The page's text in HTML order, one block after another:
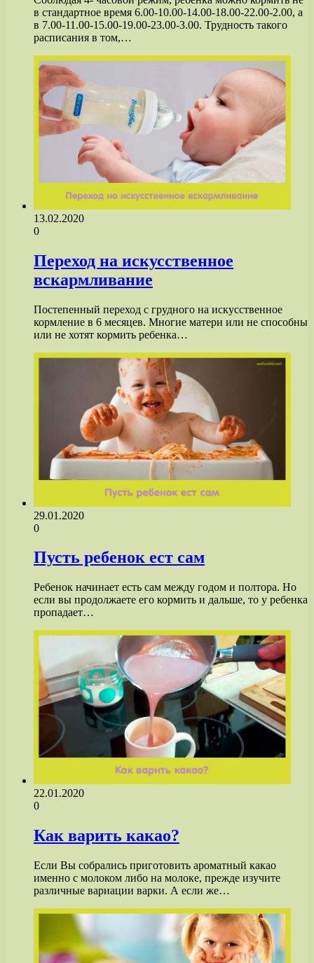
в стандартное время 6.00-10.00-14.00-18.00-22.00-2.00, а
в 7.00-11.00-15.00-19.00-23.00-3.00. Трудность такого
расписания в том,…
13.02.2020
0
Переход на искусственное
вскармливание
Постепенный переход с грудного на искусственное
кормление в 6 месяцев. Многие матери или не способны
или не хотят кормить ребенка…
29.01.2020
0
Пусть ребенок ест сам
Ребенок начинает есть сам между годом и полтора. Но
если вы продолжаете его кормить и дальше, то у ребенка
пропадает…
22.01.2020
0
Как варить какао?
Если Вы собрались приготовить ароматный какао
именно с молоком либо на молоке, прежде изучите
различные вариации варки. А если же…